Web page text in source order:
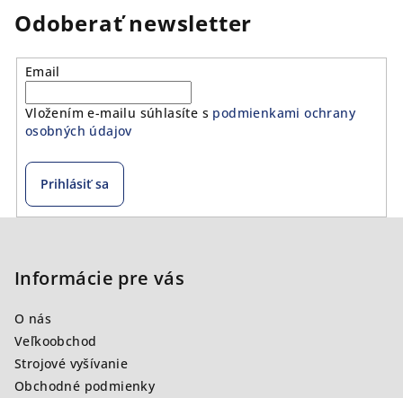
Odoberať newsletter
Email
Vložením e-mailu súhlasíte s podmienkami ochrany
osobných údajov
Prihlásiť sa
Informácie pre vás
O nás
Veľkoobchod
Strojové vyšívanie
Obchodné podmienky